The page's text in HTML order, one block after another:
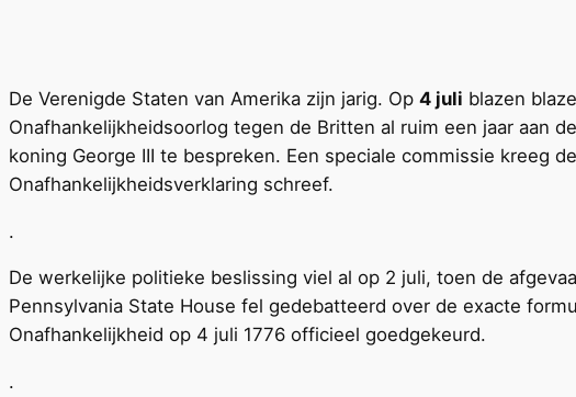
De Verenigde Staten van Amerika zijn jarig. Op 4 juli blazen
Onafhankelijkheidsoorlog tegen de Britten al ruim een jaar aan
koning George III te bespreken. Een speciale commissie kreeg
Onafhankelijkheidsverklaring schreef.
.
De werkelijke politieke beslissing viel al op 2 juli, toen de
Pennsylvania State House fel gedebatteerd over de exacte
Onafhankelijkheid op 4 juli 1776 officieel goedgekeurd.
.